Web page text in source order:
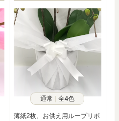
通常 全4色
薄紙2枚、お供え用ループリボ